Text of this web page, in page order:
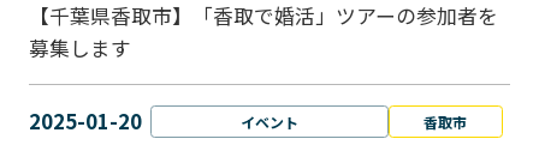
【千葉県香取市】「香取で婚活」ツアーの参加者を
募集します
2025-01-20 イベント 香取市